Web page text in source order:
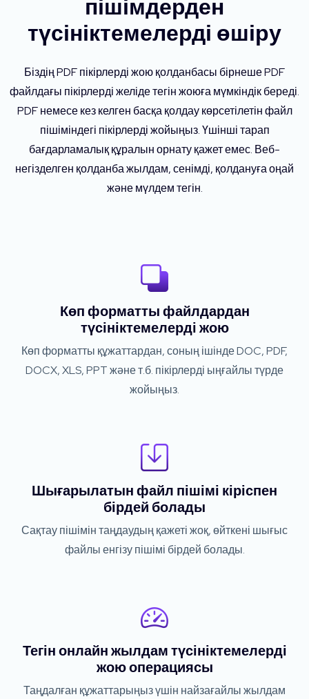
пішімдерден
түсініктемелерді өшіру
Біздің PDF пікірлерді жою қолданбасы бірнеше PDF
файлдағы пікірлерді желіде тегін жоюға мүмкіндік береді.
PDF немесе кез келген басқа қолдау көрсетілетін файл
пішіміндегі пікірлерді жойыңыз. Үшінші тарап
бағдарламалық құралын орнату қажет емес. Веб-
негізделген қолданба жылдам, сенімді, қолдануға оңай
және мүлдем тегін.
Көп форматты файлдардан
түсініктемелерді жою
Көп форматты құжаттардан, соның ішінде DOC, PDF,
DOCX, XLS, PPT және т.б. пікірлерді ыңғайлы түрде
жойыңыз.
Шығарылатын файл пішімі кіріспен
бірдей болады
Сақтау пішімін таңдаудың қажеті жоқ, өйткені шығыс
файлы енгізу пішімі бірдей болады.
Тегін онлайн жылдам түсініктемелерді
жою операциясы
Таңдалған құжаттарыңыз үшін найзағайлы жылдам